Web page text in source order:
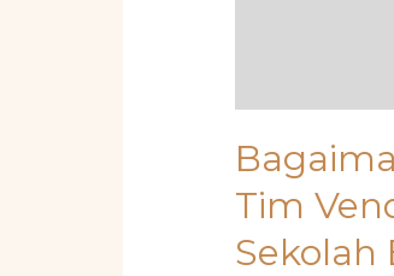
Tim
Sekolah